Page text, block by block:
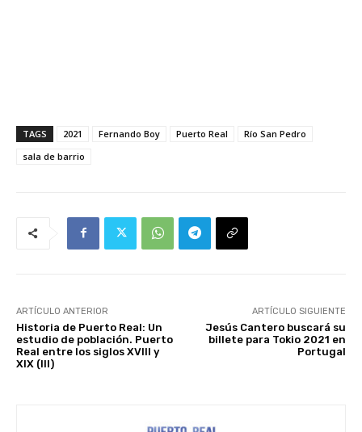
TAGS 2021 Fernando Boy Puerto Real
Río San Pedro
sala de barrio
ARTÍCULO ANTERIOR
Historia de Puerto Real: Un
estudio de población. Puerto
Real entre los siglos XVIII y
XIX (III)
ARTÍCULO SIGUIENTE
Jesús Cantero buscará su
billete para Tokio 2021 en
Portugal